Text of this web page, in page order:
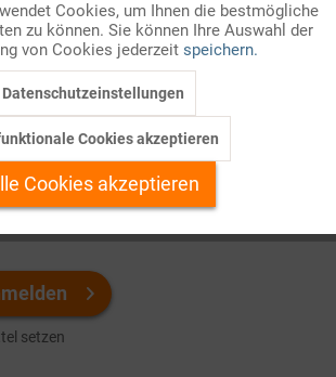
Aber davon gehen Krankheits- und
kommen hinzu. Wie viele
im Durchschnitt tatsächlich geleistet?
brauchen Sie?
setzen
Inaktiv
Inaktiv
Cookies, um Ihnen die bestmögliche
zu können. Sie können Ihre Auswahl der
von Cookies jederzeit speichern.
Datenschutzeinstellungen
Cookies akzeptieren
Cookies akzeptieren